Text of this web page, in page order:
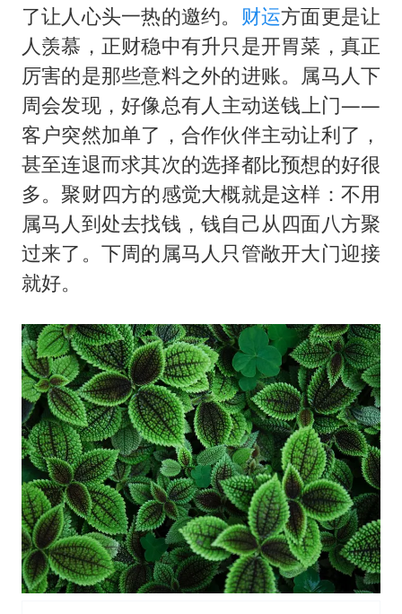
了让人心头一热的邀约。 财运方面更是让
人羡慕，正财稳中有升只是开胃菜，真正
厉害的是那些意料之外的进账。属马人下
周会发现，好像总有人主动送钱上门——
客户突然加单了，合作伙伴主动让利了，
甚至连退而求其次的选择都比预想的好很
多。聚财四方的感觉大概就是这样：不用
属马人到处去找钱，钱自己从四面八方聚
过来了。下周的属马人只管敞开大门迎接
就好。